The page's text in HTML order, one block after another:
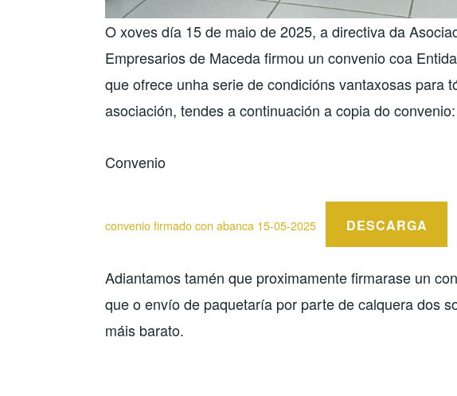
O xoves día 15 de maio de 2025, a directiva da
Empresarios de Maceda firmou un convenio coa
que ofrece unha serie de condicións vantaxosas para
asociación, tendes a continuación a copia do convenio:
Convenio
convenio firmado con abanca 15-05-2025 DESCARGA
Adiantamos tamén que proximamente firmarase un
que o envío de paquetaría por parte de calquera dos
máis barato.